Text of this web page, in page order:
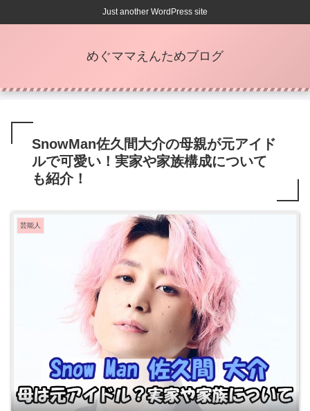
Just another WordPress site
めぐママえんためブログ
SnowMan佐久間大介の母親が元アイド
ルで可愛い！実家や家族構成について
も紹介！
芸能人